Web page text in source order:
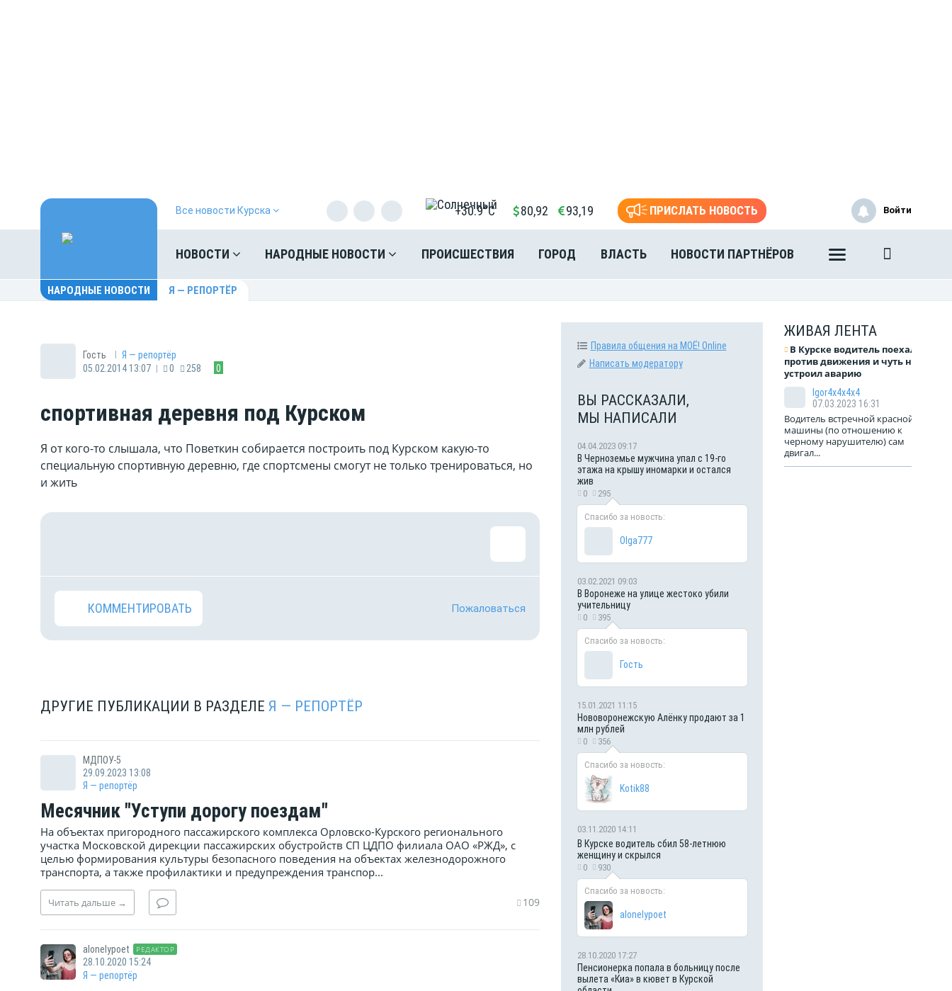
Все новости Курска +30.9°C 80,92 93,19 ПРИСЛАТЬ НОВОСТЬ
НОВОСТИ НАРОДНЫЕ НОВОСТИ ПРОИСШЕСТВИЯ ГОРОД ВЛАСТЬ НОВОСТИ ПАРТНЁРОВ
Войти
НАРОДНЫЕ НОВОСТИ Я — РЕПОРТЁР
Гость | Я — репортёр
05.02.2014 13:07 | 0 258 0
спортивная деревня под Курском
Я от кого-то слышала, что Поветкин собирается построить под Курском какую-то
специальную спортивную деревню, где спортсмены смогут не только тренироваться, но
и жить
КОММЕНТИРОВАТЬ Пожаловаться
ДРУГИЕ ПУБЛИКАЦИИ В РАЗДЕЛЕ Я — РЕПОРТЁР
МДПОУ-5
29.09.2023 13:08
Я — репортёр
Месячник "Уступи дорогу поездам"
На объектах пригородного пассажирского комплекса Орловско-Курского регионального
участка Московской дирекции пассажирских обустройств СП ЦДПО филиала ОАО «РЖД», с
целью формирования культуры безопасного поведения на объектах железнодорожного
транспорта, а также профилактики и предупреждения транспор...
Читать дальше → 109
alonelypoet РЕДАКТОР
28.10.2020 15:24
Я — репортёр
Правила общения на МОЁ! Online
Написать модератору
ВЫ РАССКАЗАЛИ,
МЫ НАПИСАЛИ
04.04.2023 09:17
В Черноземье мужчина упал с 19-го
этажа на крышу иномарки и остался
жив
0 295
Спасибо за новость:
Olga777
03.02.2021 09:03
В Воронеже на улице жестоко убили
учительницу
0 395
Спасибо за новость:
Гость
15.01.2021 11:15
Нововоронежскую Алёнку продают за 1
млн рублей
0 356
Спасибо за новость:
Kotik88
03.11.2020 14:11
В Курске водитель сбил 58-летнюю
женщину и скрылся
0 930
Спасибо за новость:
alonelypoet
28.10.2020 17:27
Пенсионерка попала в больницу после
вылета «Киа» в кювет в Курской
ЖИВАЯ ЛЕНТА
В Курске водитель поехал
против движения и чуть не
устроил аварию
Igor4x4x4x4
07.03.2023 16:31
Водитель встречной красной
машины (по отношению к
черному нарушителю) сам
двигал...